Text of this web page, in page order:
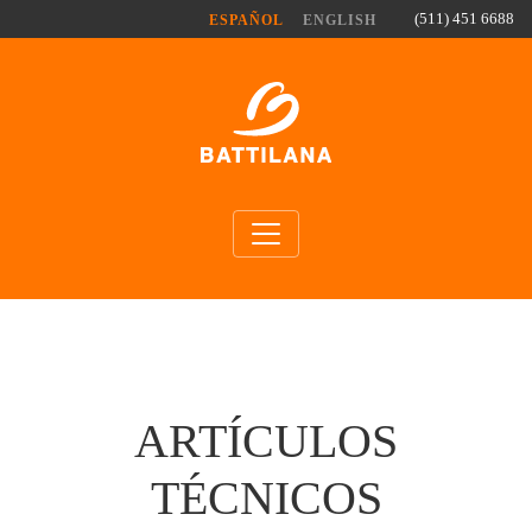
ESPAÑOL ENGLISH (511) 451 6688
ARTÍCULOS
TÉCNICOS